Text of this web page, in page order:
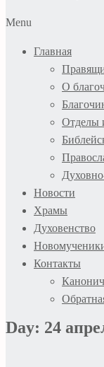
Menu
Главная
О
Отделы
Новости
Храмы
Духовенство
Контакты
Day: 24